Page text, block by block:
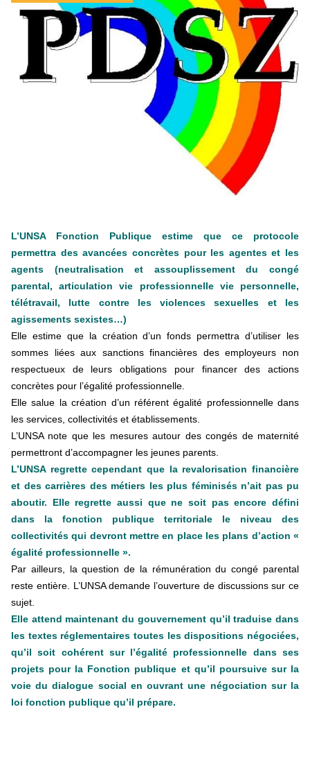
Hongrie : du changement pour les politiques
éducatives, aussi !
25 juin 2026
En Hongrie, le conservateur Peter Magyar et son parti
Tisza "Respect et liberté" ont remporté une large victoire,
contre le premier ministre sortant, Viktor Orban,…
L’UNSA Fonction Publique estime que ce protocole
permettra des avancées concrètes pour les agentes et les
agents (neutralisation et assouplissement du congé
parental, articulation vie professionnelle vie personnelle,
télétravail, lutte contre les violences sexuelles et les
agissements sexistes…)
Elle estime que la création d’un fonds permettra d’utiliser les
sommes liées aux sanctions financières des employeurs non
respectueux de leurs obligations pour financer des actions
concrètes pour l’égalité professionnelle.
Elle salue la création d’un référent égalité professionnelle dans
les services, collectivités et établissements.
L’UNSA note que les mesures autour des congés de maternité
permettront d’accompagner les jeunes parents.
L’UNSA regrette cependant que la revalorisation financière
et des carrières des métiers les plus féminisés n’ait pas pu
aboutir. Elle regrette aussi que ne soit pas encore défini
dans la fonction publique territoriale le niveau des
collectivités qui devront mettre en place les plans d’action «
égalité professionnelle ».
Par ailleurs, la question de la rémunération du congé parental
reste entière. L’UNSA demande l’ouverture de discussions sur ce
sujet.
Elle attend maintenant du gouvernement qu’il traduise dans
les textes réglementaires toutes les dispositions négociées,
qu’il soit cohérent sur l’égalité professionnelle dans ses
projets pour la Fonction publique et qu’il poursuive sur la
voie du dialogue social en ouvrant une négociation sur la
loi fonction publique qu’il prépare.